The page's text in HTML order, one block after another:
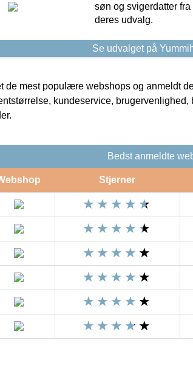
søn og svigerdatter
deres udvalg.
Se udvalget på
de mest populære webshops og anmeldt
kundeservice, brugervenlighed,
Bedst anmeldte
Stjerner